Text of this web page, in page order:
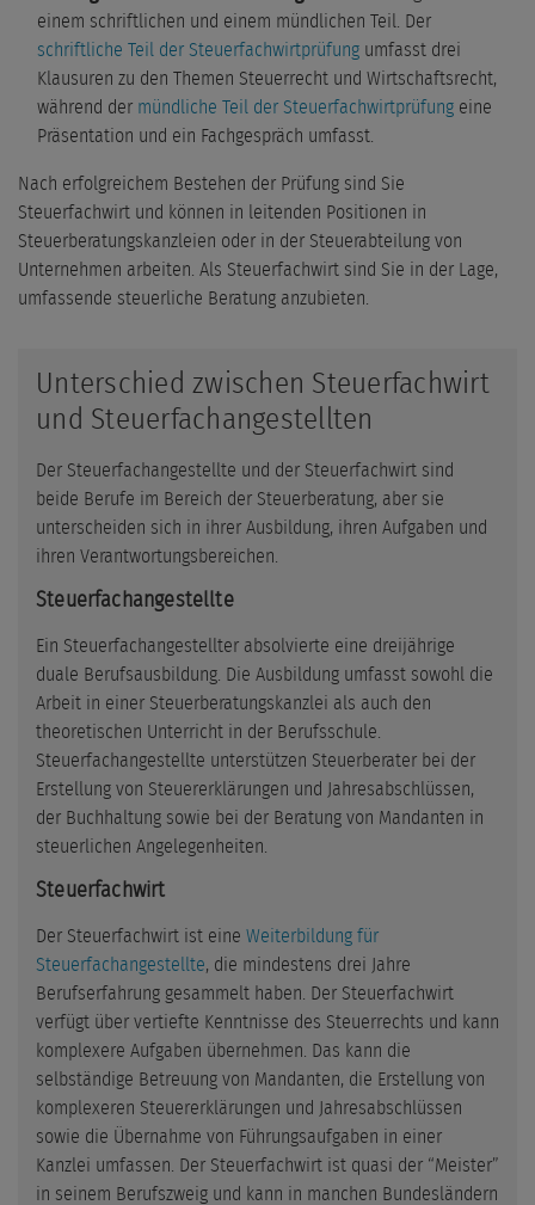
einem schriftlichen und einem mündlichen Teil. Der
schriftliche Teil der Steuerfachwirtprüfung umfasst drei
Klausuren zu den Themen Steuerrecht und Wirtschaftsrecht,
während der mündliche Teil der Steuerfachwirtprüfung eine
Präsentation und ein Fachgespräch umfasst.
Nach erfolgreichem Bestehen der Prüfung sind Sie
Steuerfachwirt und können in leitenden Positionen in
Steuerberatungskanzleien oder in der Steuerabteilung von
Unternehmen arbeiten. Als Steuerfachwirt sind Sie in der Lage,
umfassende steuerliche Beratung anzubieten.
Unterschied zwischen Steuerfachwirt
und Steuerfachangestellten
Der Steuerfachangestellte und der Steuerfachwirt sind
beide Berufe im Bereich der Steuerberatung, aber sie
unterscheiden sich in ihrer Ausbildung, ihren Aufgaben und
ihren Verantwortungsbereichen.
Steuerfachangestellte
Ein Steuerfachangestellter absolvierte eine dreijährige
duale Berufsausbildung. Die Ausbildung umfasst sowohl die
Arbeit in einer Steuerberatungskanzlei als auch den
theoretischen Unterricht in der Berufsschule.
Steuerfachangestellte unterstützen Steuerberater bei der
Erstellung von Steuererklärungen und Jahresabschlüssen,
der Buchhaltung sowie bei der Beratung von Mandanten in
steuerlichen Angelegenheiten.
Steuerfachwirt
Der Steuerfachwirt ist eine Weiterbildung für
Steuerfachangestellte, die mindestens drei Jahre
Berufserfahrung gesammelt haben. Der Steuerfachwirt
verfügt über vertiefte Kenntnisse des Steuerrechts und kann
komplexere Aufgaben übernehmen. Das kann die
selbständige Betreuung von Mandanten, die Erstellung von
komplexeren Steuererklärungen und Jahresabschlüssen
sowie die Übernahme von Führungsaufgaben in einer
Kanzlei umfassen. Der Steuerfachwirt ist quasi der “Meister”
in seinem Berufszweig und kann in manchen Bundesländern